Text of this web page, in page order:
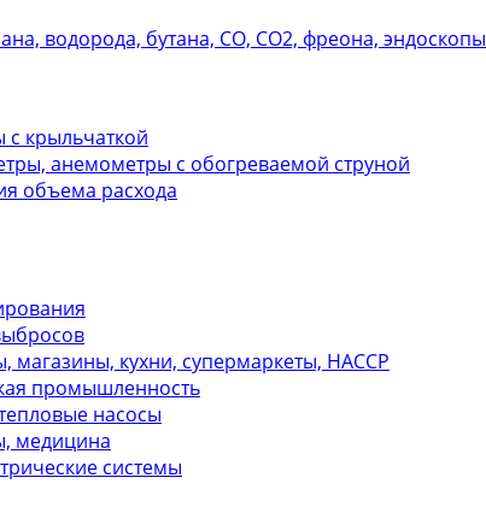
водорода, бутана, СО, СО2, фреона, эндоскопы
крыльчаткой
анемометры с обогреваемой струной
объема расхода
кухни, супермаркеты, НАССР
промышленность
насосы
медицина
системы